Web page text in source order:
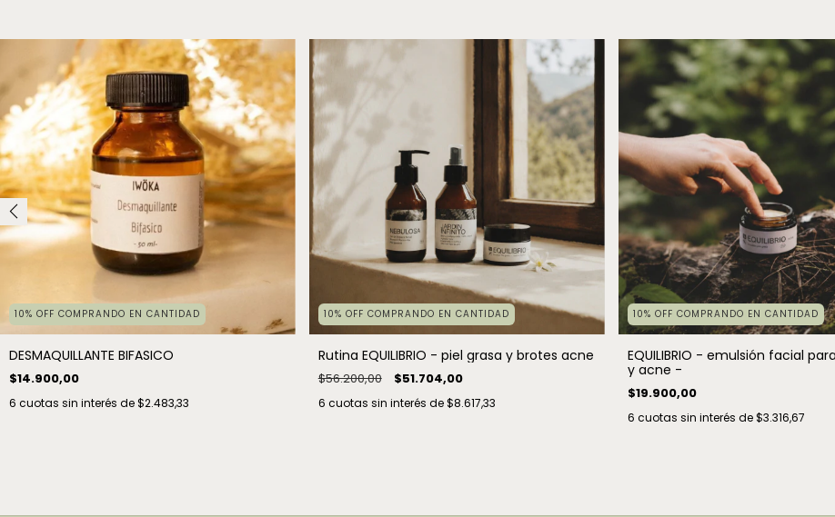
10% OFF COMPRANDO EN CANTIDAD
DESMAQUILLANTE BIFASICO
$14.900,00
6 cuotas sin interés de$2.483,33
10% OFF COMPRANDO EN CANTIDAD
Rutina EQUILIBRIO - piel grasa y brotes acne
$56.200,00 $51.704,00
6 cuotas sin interés de$8.617,33
10% OFF COMPRANDO EN CANTIDAD
EQUILIBRIO - emulsión facial
y acne -
$19.900,00
6 cuotas sin interés de$3.316,67